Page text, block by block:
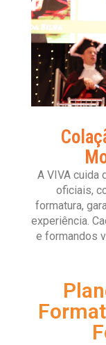
A VIVA cuida
oficiais,
formatura,
experiência.
e formandos